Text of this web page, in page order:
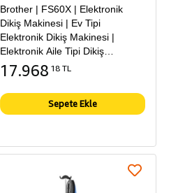
Brother | FS60X | Elektronik
Dikiş Makinesi | Ev Tipi
Elektronik Dikiş Makinesi |
Elektronik Aile Tipi Dikiş
Makinesi
17.968 18 TL
Sepete Ekle